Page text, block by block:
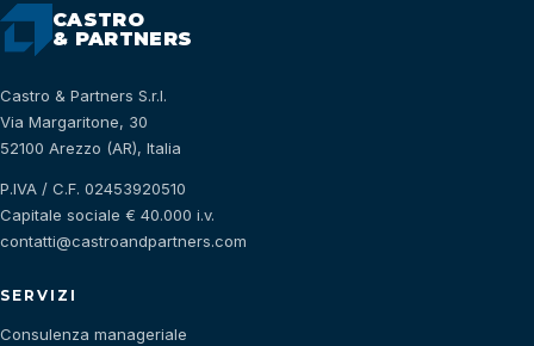
CASTRO
& PARTNERS
Castro & Partners S.r.l.
Via Margaritone, 30
52100 Arezzo (AR), Italia
P.IVA / C.F. 02453920510
Capitale sociale € 40.000 i.v.
contatti@castroandpartners.com
SERVIZI
Consulenza manageriale